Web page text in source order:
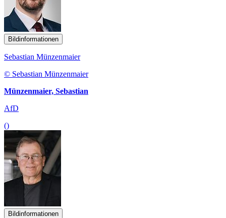
Bildinformationen
Sebastian Münzenmaier
© Sebastian Münzenmaier
Münzenmaier, Sebastian
AfD
()
Bildinformationen